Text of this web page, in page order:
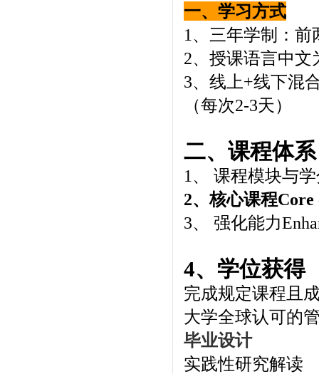
一、学习方式
1、三年学制：
2、授课语言中
3、线上+线下混
（每次2-3天）
二、课程体系
1、 课程模块与
2、核心课程Core
3、 强化能力
4、学位获得
完成规定课程且
大学全球认可的
毕业设计
实践性研究解读